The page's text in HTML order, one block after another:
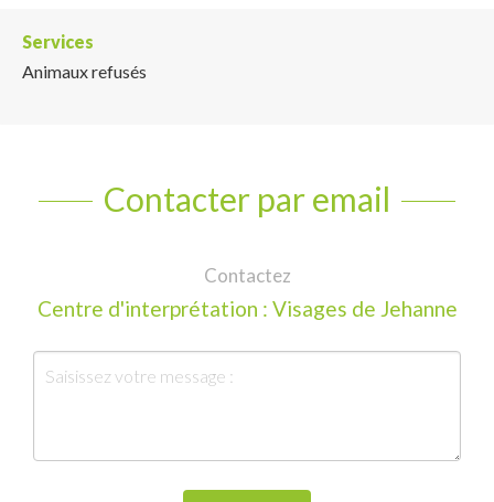
Services
Animaux refusés
Contacter par email
Contactez
Centre d'interprétation : Visages de Jehanne